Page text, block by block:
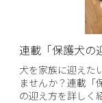
連載「保護犬の
犬を家族に迎えた
ませんか？連載「
の迎え方を詳しく